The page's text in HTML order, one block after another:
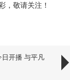
，敬请关注！
日开播 与平凡